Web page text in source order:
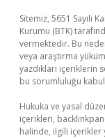
Sitemiz, 5651 Sayılı
Kurumu (BTK)
vermektedir. Bu
veya araştırma
yazdıkları içeriklerin
bu sorumluluğu kabul
Hukuka ve yasal
içerikleri,
halinde, ilgili içerikler